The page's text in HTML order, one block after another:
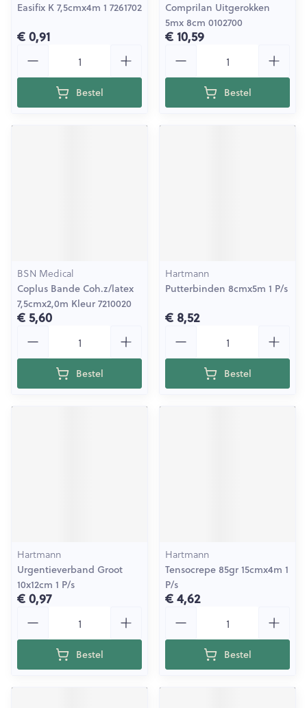
Easifix K 7,5cmx4m 1 7261702
€ 0,91
Bestel
Comprilan Uitgerokken
5mx 8cm 0102700
€ 10,59
Bestel
BSN Medical
Coplus Bande Coh.z/latex
7,5cmx2,0m Kleur 7210020
€ 5,60
Bestel
Hartmann
Putterbinden 8cmx5m 1 P/s
€ 8,52
Bestel
Hartmann
Urgentieverband Groot
10x12cm 1 P/s
€ 0,97
Bestel
Hartmann
Tensocrepe 85gr 15cmx4m 1
P/s
€ 4,62
Bestel